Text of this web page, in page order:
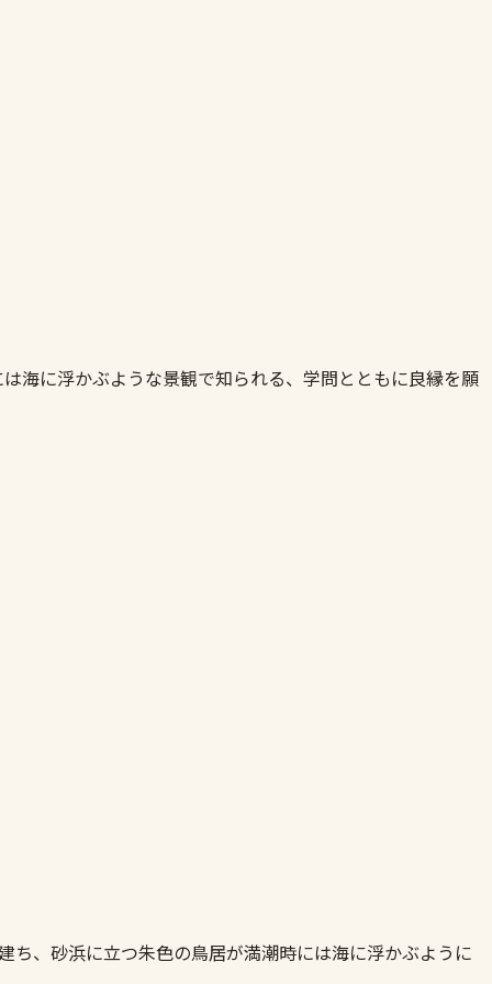
海に浮かぶような景観で知られる、学問とともに良縁を願
、砂浜に立つ朱色の鳥居が満潮時には海に浮かぶように